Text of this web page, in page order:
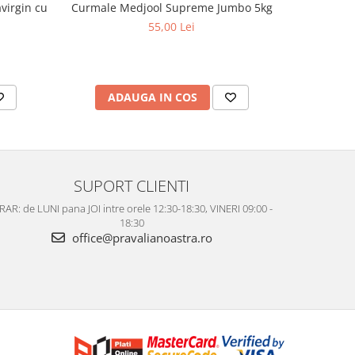
cu
Curmale Medjool Supreme Jumbo 5kg
55,00 Lei
ADAUGA IN COS
SUPORT CLIENTI
de LUNI pana JOI intre orele 12:30-18:30, VINERI 09:00 -
18:30
office@pravalianoastra.ro